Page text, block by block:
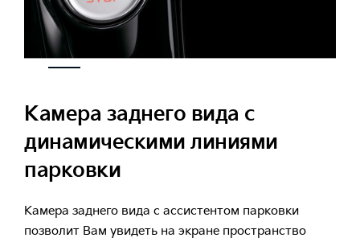
Камера заднего вида с
динамическими линиями
парковки
Камера заднего вида с ассистентом парковки
позволит Вам увидеть на экране пространство